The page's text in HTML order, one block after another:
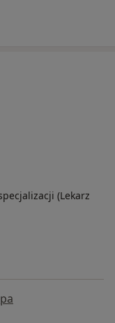
(Lekarz